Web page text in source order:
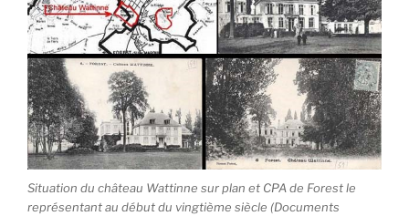
Situation du château Wattinne sur plan et CPA de Forest le
représentant au début du vingtième siècle (Documents